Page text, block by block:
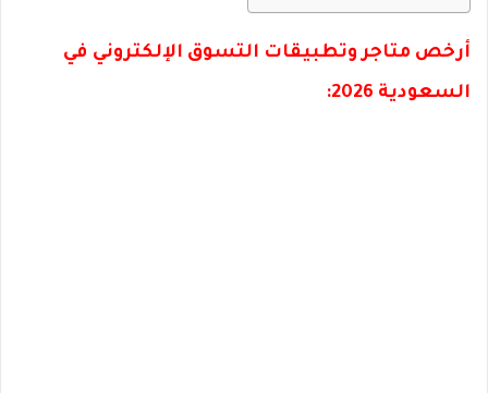
أرخص متاجر وتطبيقات التسوق الإلكتروني في
السعودية 2026: